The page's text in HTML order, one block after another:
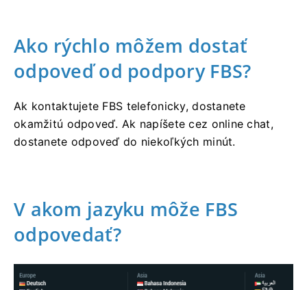
Ako rýchlo môžem dostať
odpoveď od podpory FBS?
Ak kontaktujete FBS telefonicky, dostanete
okamžitú odpoveď. Ak napíšete cez online chat,
dostanete odpoveď do niekoľkých minút.
V akom jazyku môže FBS
odpovedať?